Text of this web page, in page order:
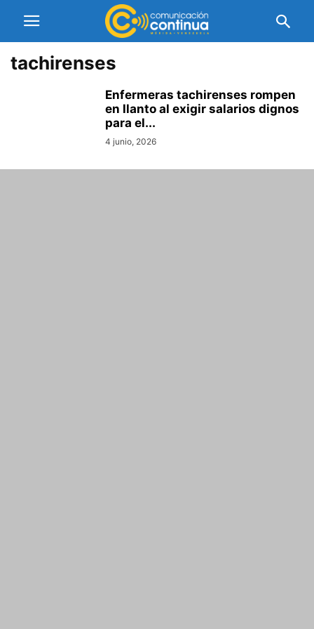
tachirenses
Enfermeras tachirenses rompen
en llanto al exigir salarios dignos
para el...
4 junio, 2026